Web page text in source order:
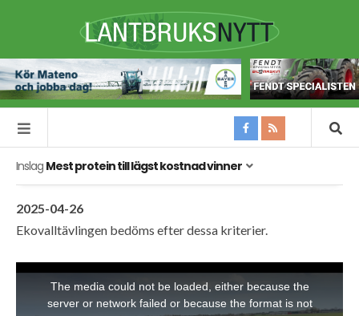
Inslag Mest protein till lägst kostnad vinner
2025-04-26
Ekovalltävlingen bedöms efter dessa kriterier.